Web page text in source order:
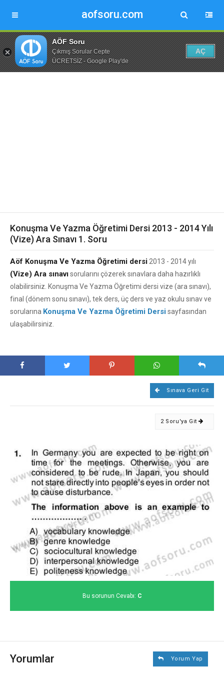
aofsoru.com
AÖF Soru
Çıkmış Sorular Cepte
ÜCRETSİZ - Google Play'de
AÇ
Konuşma Ve Yazma Öğretimi Dersi 2013 - 2014 Yılı
(Vize) Ara Sınavı 1. Soru
Aöf Konuşma Ve Yazma Öğretimi dersi 2013 - 2014 yılı
(Vize) Ara sınavısorularını çözerek sınavlara daha hazırlıklı
olabilirsiniz. Konuşma Ve Yazma Öğretimi dersi vize (ara sınavı),
final (dönem sonu sınavı), tek ders, üç ders ve yaz okulu sınav ve
sorularına Konuşma Ve Yazma Öğretimi Dersisayfasından
ulaşabilirsiniz.
Sınava Geri Git
2 Soru'ya Git
Bu sorunun Cevabı: C
Yorumlar Yorum Yap